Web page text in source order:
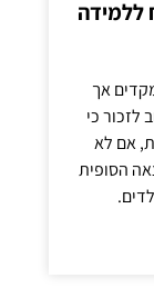
ללמידה
אך
לזכור כי
אם לא
הסופית